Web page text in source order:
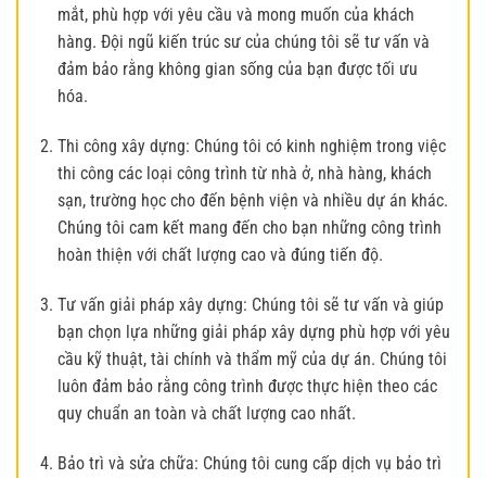
mắt, phù hợp với yêu cầu và mong muốn của khách
hàng. Đội ngũ kiến trúc sư của chúng tôi sẽ tư vấn và
đảm bảo rằng không gian sống của bạn được tối ưu
hóa.
Thi công xây dựng: Chúng tôi có kinh nghiệm trong việc
thi công các loại công trình từ nhà ở, nhà hàng, khách
sạn, trường học cho đến bệnh viện và nhiều dự án khác.
Chúng tôi cam kết mang đến cho bạn những công trình
hoàn thiện với chất lượng cao và đúng tiến độ.
Tư vấn giải pháp xây dựng: Chúng tôi sẽ tư vấn và giúp
bạn chọn lựa những giải pháp xây dựng phù hợp với yêu
cầu kỹ thuật, tài chính và thẩm mỹ của dự án. Chúng tôi
luôn đảm bảo rằng công trình được thực hiện theo các
quy chuẩn an toàn và chất lượng cao nhất.
Bảo trì và sửa chữa: Chúng tôi cung cấp dịch vụ bảo trì